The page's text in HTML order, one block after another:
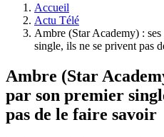
Accueil
Actu Télé
Ambre (Star Academy) :
single, ils ne se privent pas
Ambre (Star
par son premier
pas de le faire savoir